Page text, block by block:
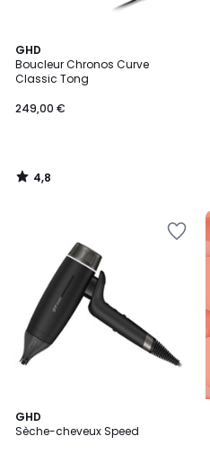
GHD
Boucleur Chronos Curve
Classic Tong
249,00 €
4,8
/ 5
4,8
/
GHD
Sèche-cheveux Speed
4,8
/ 5